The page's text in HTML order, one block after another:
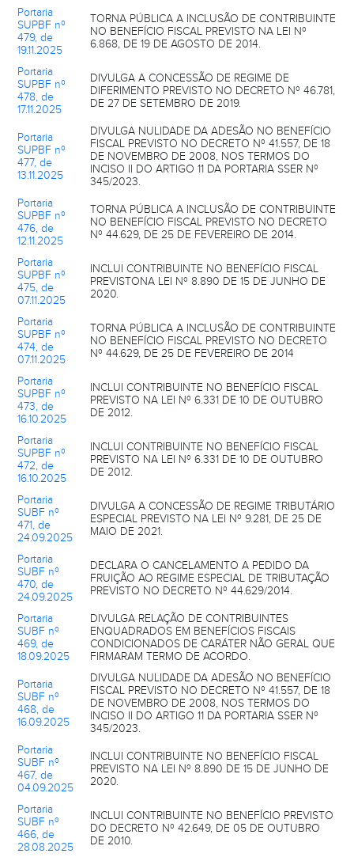
Portaria
SUPBF nº
479, de
19.11.2025
TORNA PÚBLICA A INCLUSÃO DE CONTRIBUINTE
NO BENEFÍCIO FISCAL PREVISTO NA LEI Nº
6.868, DE 19 DE AGOSTO DE 2014.
Portaria
SUPBF nº
478, de
17.11.2025
DIVULGA A CONCESSÃO DE REGIME DE
DIFERIMENTO PREVISTO NO DECRETO Nº 46.781,
DE 27 DE SETEMBRO DE 2019.
Portaria
SUPBF nº
477, de
13.11.2025
DIVULGA NULIDADE DA ADESÃO NO BENEFÍCIO
FISCAL PREVISTO NO DECRETO Nº 41.557, DE 18
DE NOVEMBRO DE 2008, NOS TERMOS DO
INCISO II DO ARTIGO 11 DA PORTARIA SSER Nº
345/2023.
Portaria
SUPBF nº
476, de
12.11.2025
TORNA PÚBLICA A INCLUSÃO DE CONTRIBUINTE
NO BENEFÍCIO FISCAL PREVISTO NO DECRETO
Nº 44.629, DE 25 DE FEVEREIRO DE 2014.
Portaria
SUPBF nº
475, de
07.11.2025
INCLUI CONTRIBUINTE NO BENEFÍCIO FISCAL
PREVISTONA LEI Nº 8.890 DE 15 DE JUNHO DE
2020.
Portaria
SUPBF nº
474, de
07.11.2025
TORNA PÚBLICA A INCLUSÃO DE CONTRIBUINTE
NO BENEFÍCIO FISCAL PREVISTO NO DECRETO
Nº 44.629, DE 25 DE FEVEREIRO DE 2014
Portaria
SUPBF nº
473, de
16.10.2025
INCLUI CONTRIBUINTE NO BENEFÍCIO FISCAL
PREVISTO NA LEI Nº 6.331 DE 10 DE OUTUBRO
DE 2012.
Portaria
SUPBF nº
472, de
16.10.2025
INCLUI CONTRIBUINTE NO BENEFÍCIO FISCAL
PREVISTO NA LEI Nº 6.331 DE 10 DE OUTUBRO
DE 2012.
Portaria
SUBF nº
471, de
24.09.2025
DIVULGA A CONCESSÃO DE REGIME TRIBUTÁRIO
ESPECIAL PREVISTO NA LEI Nº 9.281, DE 25 DE
MAIO DE 2021.
Portaria
SUBF nº
470, de
24.09.2025
DECLARA O CANCELAMENTO A PEDIDO DA
FRUIÇÃO AO REGIME ESPECIAL DE TRIBUTAÇÃO
PREVISTO NO DECRETO Nº 44.629/2014.
Portaria
SUBF nº
469, de
18.09.2025
DIVULGA RELAÇÃO DE CONTRIBUINTES
ENQUADRADOS EM BENEFÍCIOS FISCAIS
CONDICIONADOS DE CARÁTER NÃO GERAL QUE
FIRMARAM TERMO DE ACORDO.
Portaria
SUBF nº
468, de
16.09.2025
DIVULGA NULIDADE DA ADESÃO NO BENEFÍCIO
FISCAL PREVISTO NO DECRETO Nº 41.557, DE 18
DE NOVEMBRO DE 2008, NOS TERMOS DO
INCISO II DO ARTIGO 11 DA PORTARIA SSER Nº
345/2023.
Portaria
SUBF nº
467, de
04.09.2025
INCLUI CONTRIBUINTE NO BENEFÍCIO FISCAL
PREVISTO NA LEI Nº 8.890 DE 15 DE JUNHO DE
2020.
Portaria
SUBF nº
466, de
28.08.2025
INCLUI CONTRIBUINTE NO BENEFÍCIO PREVISTO
DO DECRETO Nº 42.649, DE 05 DE OUTUBRO
DE 2010.